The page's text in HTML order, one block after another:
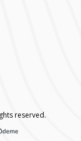
reserved.